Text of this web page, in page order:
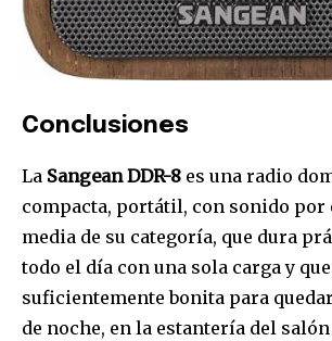
Conclusiones
La Sangean DDR-8 es una radio
compacta, portátil, con sonido por
media de su categoría, que dura
todo el día con una sola carga y
suficientemente bonita para
de noche, en la estantería del